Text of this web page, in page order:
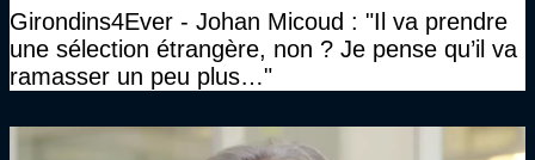
Girondins4Ever - Johan Micoud : "Il va prendre
une sélection étrangère, non ? Je pense qu’il va
ramasser un peu plus…"